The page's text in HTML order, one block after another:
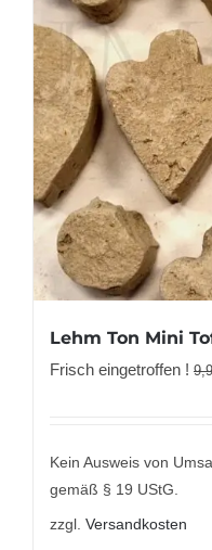
Lehm Ton Mini
Frisch eingetroffen !
Kein Ausweis von
gemäß § 19 UStG.
zzgl. Versandkosten